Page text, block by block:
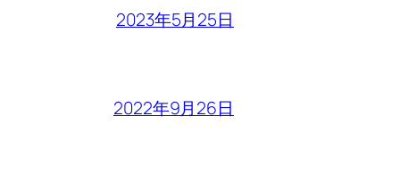
2023年5月25日
2022年9月26日